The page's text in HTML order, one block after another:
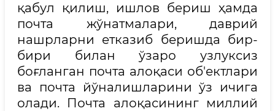
қабул қилиш, ишлов бериш ҳамда
почта жўнатмалари, даврий
нашрларни етказиб беришда бир-
бири билан ўзаро узлуксиз
боғланган почта алоқаси об'ектлари
ва почта йўналишларини ўз ичига
олади. Почта алоқасининг миллий